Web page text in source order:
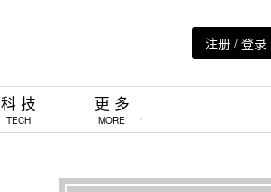
注册 / 登录
科 技
TECH
更 多
MORE